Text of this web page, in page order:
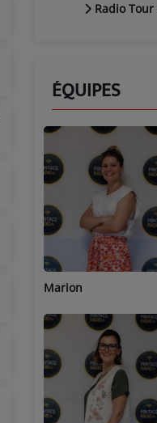
Radio
ÉQUIPES
Adrien